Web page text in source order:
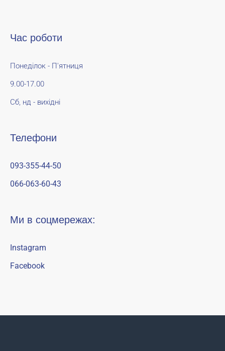
Час роботи
Понеділок - П'ятниця
9.00-17.00
Сб, нд - вихідні
Телефони
093-355-44-50
066-063-60-43
Ми в соцмережах:
Instagram
Facebook